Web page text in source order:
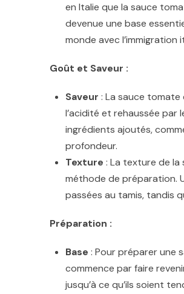
en Italie que la sauce
devenue une base
monde avec l’immigration
Goût et Saveur :
Saveur : La sauce
l’acidité et rehaussée par
ingrédients ajoutés,
profondeur.
Texture : La texture de la
méthode de préparation.
passées au tamis, tandis
Préparation :
Base : Pour préparer une
commence par faire revenir
jusqu’à ce qu’ils soient